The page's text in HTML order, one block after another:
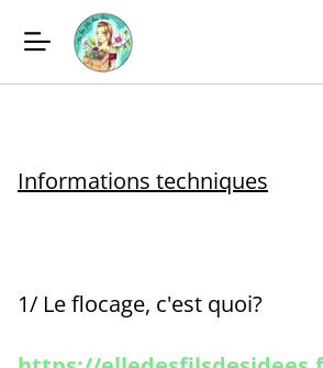
Informations techniques
1/ Le flocage, c'est quoi?